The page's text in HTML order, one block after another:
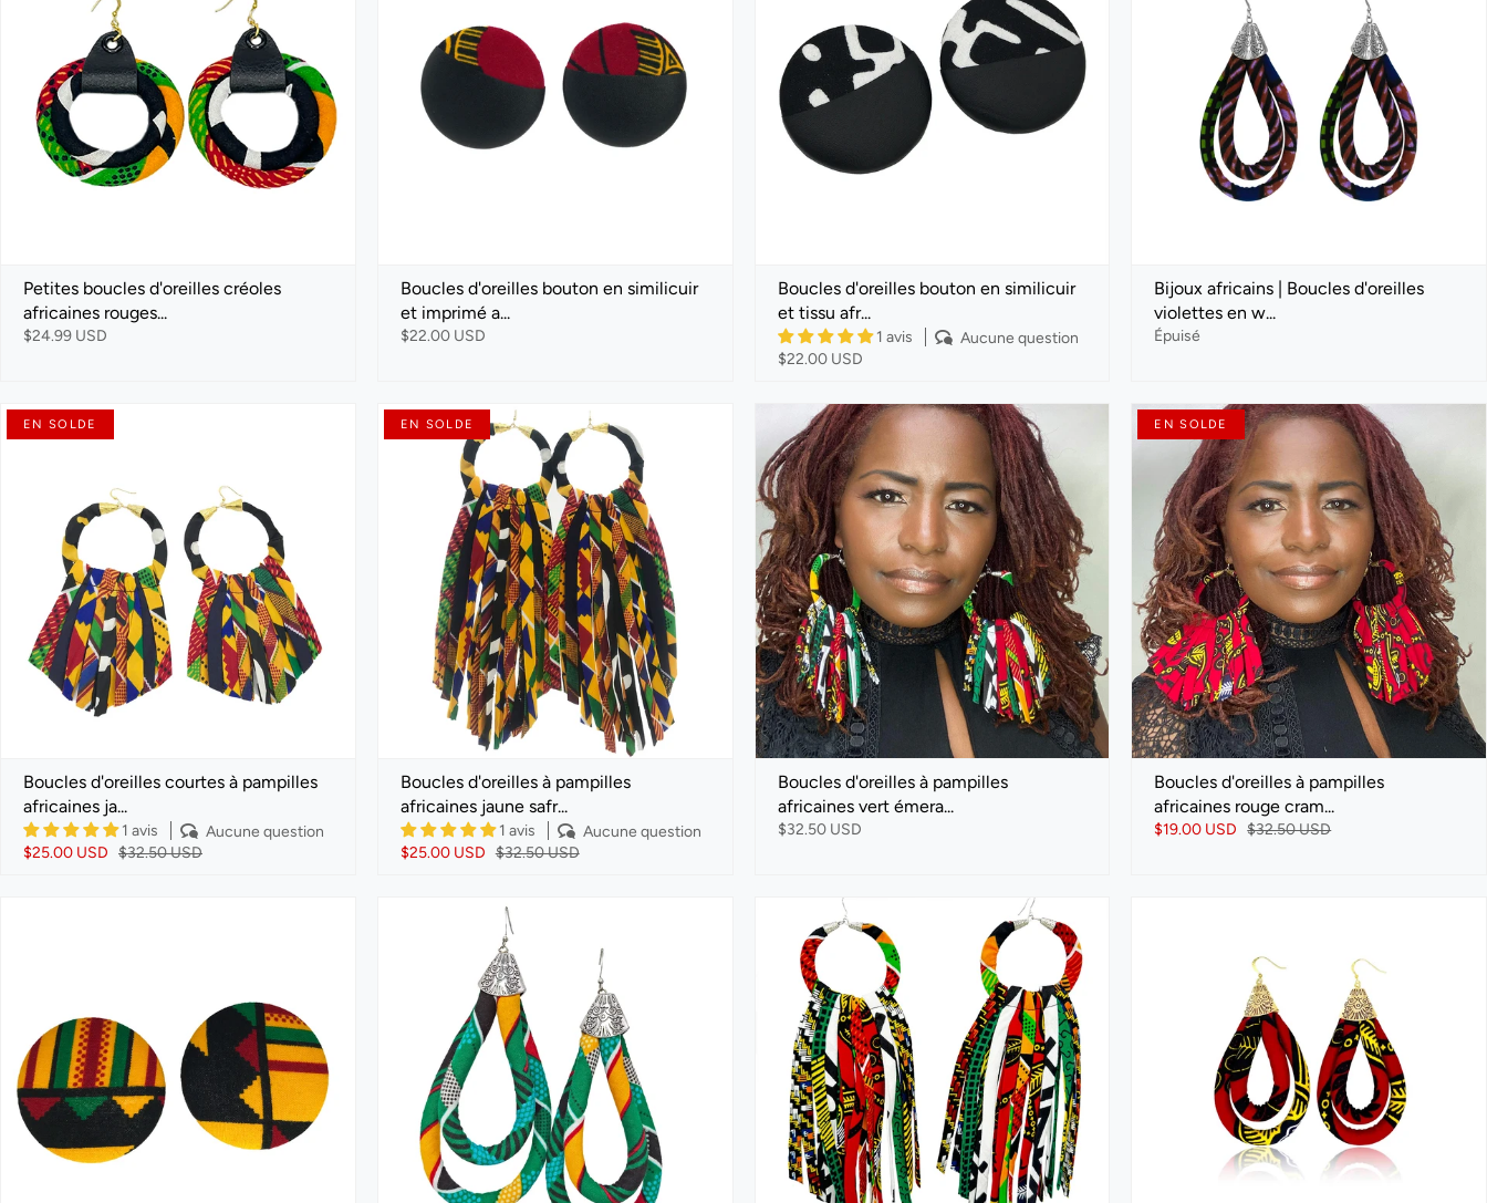
Petites boucles d'oreilles créoles
africaines rouges...
$24.99 USD
Boucles d'oreilles bouton en similicuir
et imprimé a...
$22.00 USD
Boucles d'oreilles bouton en similicuir
et tissu afr...
1 avis
Aucune question
$22.00 USD
Bijoux africains | Boucles d'oreilles
violettes en w...
Épuisé
EN SOLDE
Boucles d'oreilles courtes à pampilles
africaines ja...
1 avis
Aucune question
$25.00 USD $32.50 USD
EN SOLDE
Boucles d'oreilles à pampilles
africaines jaune safr...
1 avis
Aucune question
$25.00 USD $32.50 USD
Boucles d'oreilles à pampilles
africaines vert émera...
$32.50 USD
EN SOLDE
Boucles d'oreilles à pampilles
africaines rouge cram...
$19.00 USD $32.50 USD